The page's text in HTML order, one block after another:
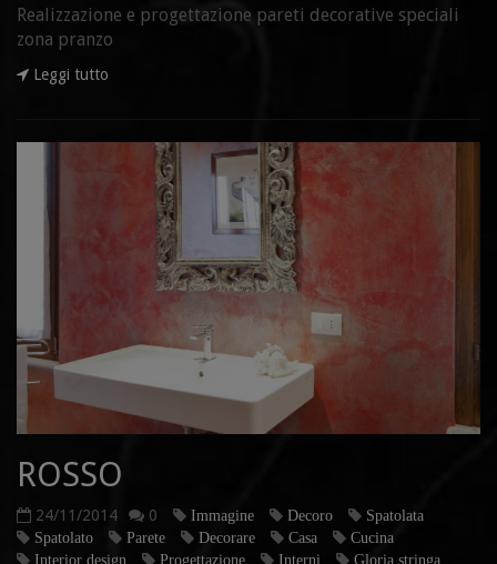
Realizzazione e progettazione pareti decorative speciali
zona pranzo
Leggi tutto
ROSSO
24/11/2014 0 Immagine Decoro
Spatolata
Spatolato
Parete Decorare Casa
Cucina
Interior design
Progettazione Interni
Gloria stringa